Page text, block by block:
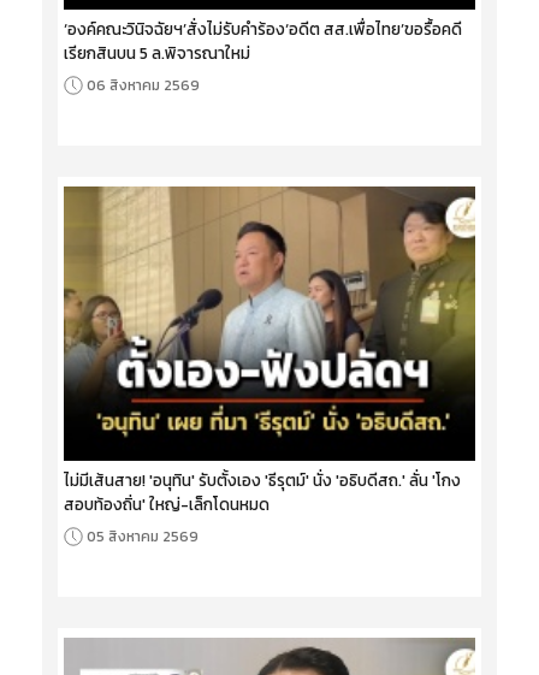
‘องค์คณะวินิจฉัยฯ’สั่งไม่รับคำร้อง‘อดีต สส.เพื่อไทย’ขอรื้อคดี
เรียกสินบน 5 ล.พิจารณาใหม่
06 สิงหาคม 2569
ไม่มีเส้นสาย! 'อนุทิน' รับตั้งเอง 'ธีรุตม์' นั่ง 'อธิบดีสถ.' ลั่น 'โกง
สอบท้องถิ่น' ใหญ่-เล็กโดนหมด
05 สิงหาคม 2569